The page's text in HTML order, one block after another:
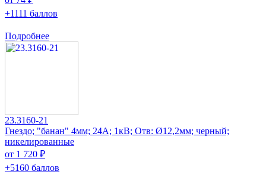
+1111 баллов
Подробнее
23.3160-21
Гнездо; "банан" 4мм; 24А; 1кВ; Отв: Ø12,2мм; черный;
никелированные
от 1 720 ₽
+5160 баллов